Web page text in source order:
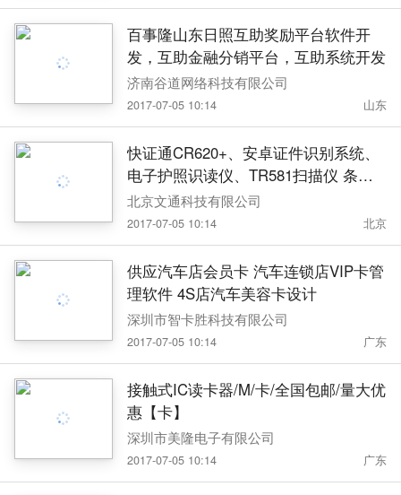
百事隆山东日照互助奖励平台软件开
发，互助金融分销平台，互助系统开发
济南谷道网络科技有限公司
2017-07-05 10:14 山东
快证通CR620+、安卓证件识别系统、
电子护照识读仪、TR581扫描仪 条码
识别、打印、数据采集管理软件
北京文通科技有限公司
2017-07-05 10:14 北京
供应汽车店会员卡 汽车连锁店VIP卡管
理软件 4S店汽车美容卡设计
深圳市智卡胜科技有限公司
2017-07-05 10:14 广东
接触式IC读卡器/M/卡/全国包邮/量大优
惠【卡】
深圳市美隆电子有限公司
2017-07-05 10:14 广东